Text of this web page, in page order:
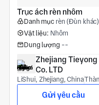
Trục ách rèn nhôm
Danh mục rèn (Đùn khác)
Vật liệu: Nhôm
Dung lượng --
Zhejiang
Co. LTD
LiShui, Zhejiang, China
Gửi yêu cầu